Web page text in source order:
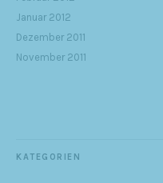
Januar 2012
Dezember 2011
November 2011
KATEGORIEN